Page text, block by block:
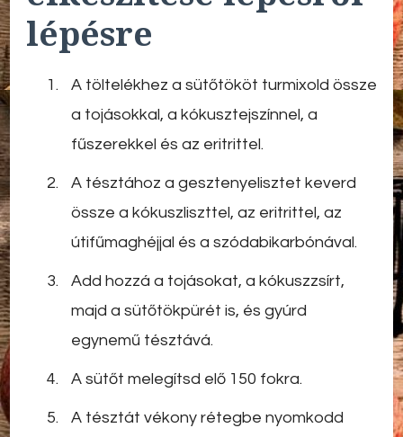
lépésre
A töltelékhez a sütőtököt turmixold össze
a tojásokkal, a kókusztejszínnel, a
fűszerekkel és az eritrittel.
A tésztához a gesztenyelisztet keverd
össze a kókuszliszttel, az eritrittel, az
útifűmaghéjjal és a szódabikarbónával.
Add hozzá a tojásokat, a kókuszzsírt,
majd a sütőtökpürét is, és gyúrd
egynemű tésztává.
A sütőt melegítsd elő 150 fokra.
A tésztát vékony rétegbe nyomkodd